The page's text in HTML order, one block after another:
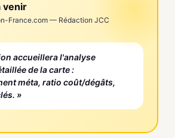
venir
France.com — Rédaction JCC
accueillera l'analyse
de la carte :
méta, ratio coût/dégâts,
»